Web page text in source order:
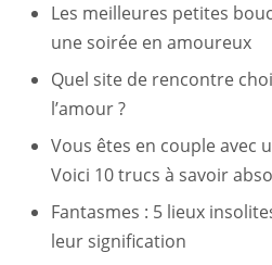
Les meilleures petites
une soirée en amoureux
Quel site de rencontre
l’amour ?
Vous êtes en couple avec
Voici 10 trucs à savoir
Fantasmes : 5 lieux
leur signification